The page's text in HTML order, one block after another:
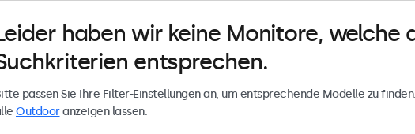
haben wir keine Monitore, welche
entsprechen.
passen Sie Ihre Filter-Einstellungen an, um entsprechende Modelle zu
Outdooranzeigen lassen.